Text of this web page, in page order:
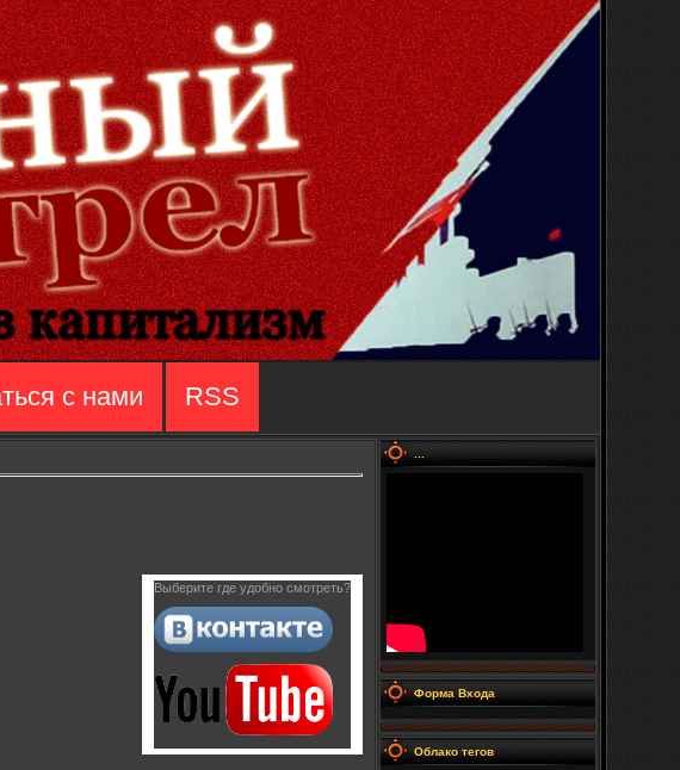
с нами RSS
Выберите где удобно смотреть?
Форма Входа
Облако тегов